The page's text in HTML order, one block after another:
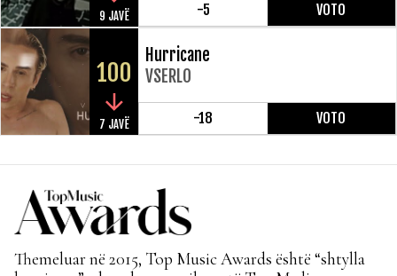
9 JAVË -5 VOTO
100
7 JAVË
Hurricane
VSERLO
-18 VOTO
Themeluar në 2015, Top Music Awards është “shtylla